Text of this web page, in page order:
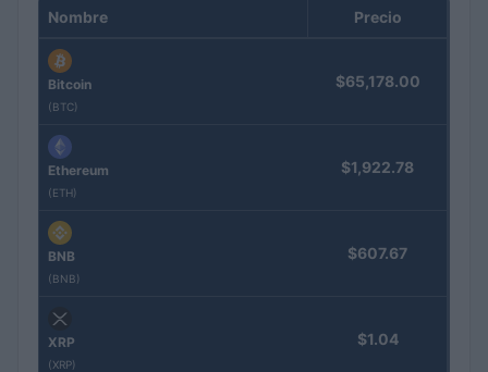
Nombre Precio
Bitcoin
(BTC)
$65,178.00
Ethereum
(ETH)
$1,922.78
BNB
(BNB)
$607.67
XRP
(XRP)
$1.04